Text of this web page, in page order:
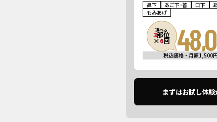
鼻下 あご下･首 口下
もみあげ
選べる
3部位
×6回
税込価格・月額1,500
まずはお試し体